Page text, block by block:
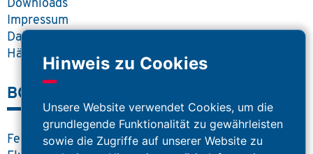
Hinweis zu Cookies
Unsere Website verwendet Cookies, um die
grundlegende Funktionalität zu gewährleisten
sowie die Zugriffe auf unserer Website zu
Downloads
Impressum
Datenschutz
Häufige Fragen
BOS Portal
Feuerwehr